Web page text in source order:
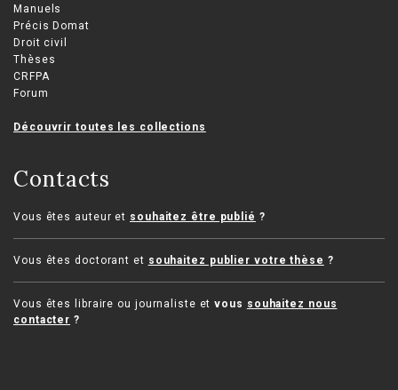
Manuels
Précis Domat
Droit civil
Thèses
CRFPA
Forum
Découvrir toutes les collections
Contacts
Vous êtes auteur et souhaitez être publié ?
Vous êtes doctorant et souhaitez publier votre thèse ?
Vous êtes libraire ou journaliste etvous souhaitez nous
contacter ?